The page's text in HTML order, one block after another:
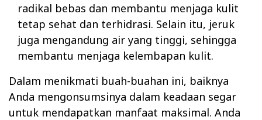
radikal bebas dan membantu menjaga kulit
tetap sehat dan terhidrasi. Selain itu, jeruk
juga mengandung air yang tinggi, sehingga
membantu menjaga kelembapan kulit.
Dalam menikmati buah-buahan ini, baiknya
Anda mengonsumsinya dalam keadaan segar
untuk mendapatkan manfaat maksimal. Anda